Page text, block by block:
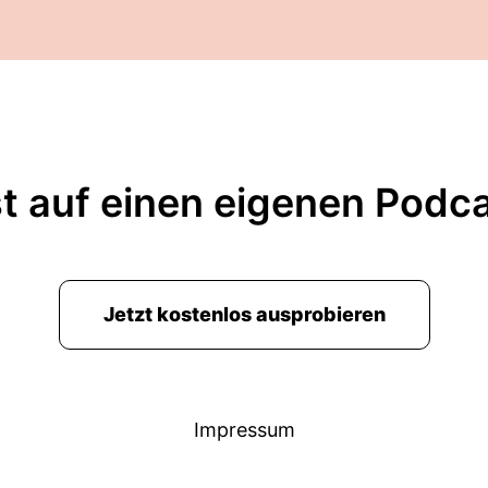
auf einen eigenen
Jetzt kostenlos ausprobieren
Impressum